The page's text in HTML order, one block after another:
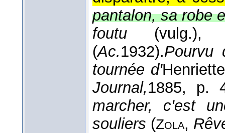
pantalon, sa robe
foutu
(Ac.1932).Pourvu
tournée d'
Journal,1885, p.
marcher, c'est
souliers (Zola,